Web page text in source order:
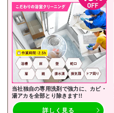
当社独自の専用洗剤で強力に、カビ・
湯アカを全部とり除きます!!
詳しく見る